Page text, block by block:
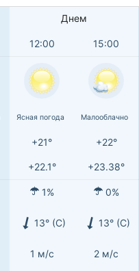
Днем
12:00 15:00
Ясная погода Малооблачно
+21° +22°
+22.1° +23.38°
1% 0%
13° (С) 13° (С)
1 м/с 2 м/с